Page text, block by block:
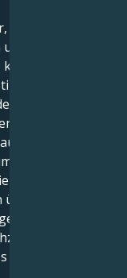
man in sich
ein stiller
die in
Welt darüber
sich der
Beziehungen
auf Respekt
eine
um den
dem treu
es richtig ist.